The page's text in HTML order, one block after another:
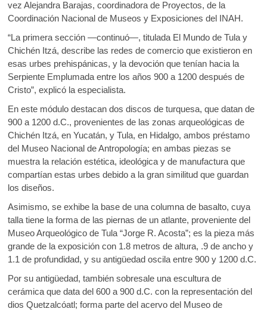
vez Alejandra Barajas, coordinadora de Proyectos, de la
Coordinación Nacional de Museos y Exposiciones del INAH.
“La primera sección —continuó—, titulada El Mundo de Tula y
Chichén Itzá, describe las redes de comercio que existieron en
esas urbes prehispánicas, y la devoción que tenían hacia la
Serpiente Emplumada entre los años 900 a 1200 después de
Cristo”, explicó la especialista.
En este módulo destacan dos discos de turquesa, que datan de
900 a 1200 d.C., provenientes de las zonas arqueológicas de
Chichén Itzá, en Yucatán, y Tula, en Hidalgo, ambos préstamo
del Museo Nacional de Antropología; en ambas piezas se
muestra la relación estética, ideológica y de manufactura que
compartían estas urbes debido a la gran similitud que guardan
los diseños.
Asimismo, se exhibe la base de una columna de basalto, cuya
talla tiene la forma de las piernas de un atlante, proveniente del
Museo Arqueológico de Tula “Jorge R. Acosta”; es la pieza más
grande de la exposición con 1.8 metros de altura, .9 de ancho y
1.1 de profundidad, y su antigüedad oscila entre 900 y 1200 d.C.
Por su antigüedad, también sobresale una escultura de
cerámica que data del 600 a 900 d.C. con la representación del
dios Quetzalcóatl; forma parte del acervo del Museo de